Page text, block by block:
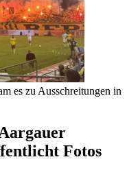
es zu Ausschreitungen in
Fotos